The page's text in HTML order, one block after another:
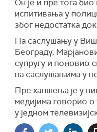
Он је и пре тога
испитивања у
због недостатка
На саслушању у
Београду,
супругу и поновио
на саслушањима у
Пре хапшења је у
медијима говорио о
у једном